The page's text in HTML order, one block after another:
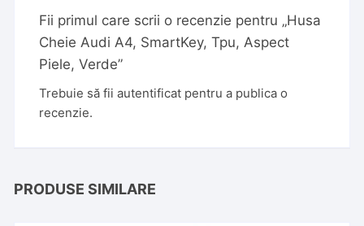
Fii primul care scrii o recenzie pentru „Husa
Cheie Audi A4, SmartKey, Tpu, Aspect
Piele, Verde”
Trebuie să fiiautentificat pentru a publica o
recenzie.
PRODUSE SIMILARE